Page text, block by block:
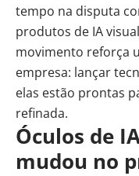
tempo na disputa
produtos de IA
movimento reforça
empresa: lançar
elas estão prontas
refinada.
Óculos de
mudou no